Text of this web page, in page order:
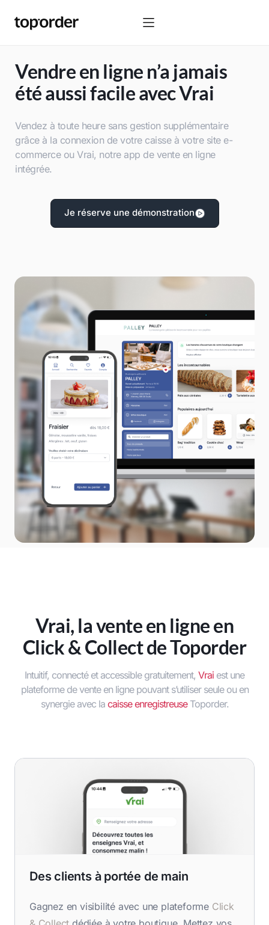
Vendre en ligne n’a jamais
été aussi facile avec Vrai
Vendez à toute heure sans gestion supplémentaire
grâce à la connexion de votre caisse à votre site e-
commerce ou Vrai, notre app de vente en ligne
intégrée.
Je réserve une démonstration
Vrai, la vente en ligne en
Click & Collect de Toporder
Intuitif, connecté et accessible gratuitement, Vrai est une
plateforme de vente en ligne pouvant s’utiliser seule ou en
synergie avec la caisse enregistreuseToporder.
Des clients à portée de main
Gagnez en visibilité avec une plateforme Click